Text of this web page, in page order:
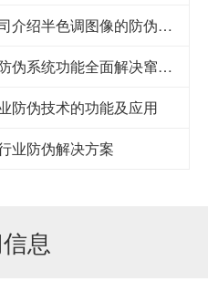
防伪标签厂家-宜昌防伪公司介绍半色调图像的防伪技术
宜昌防伪防窜货标签印刷-防伪系统功能全面解决窜货难题
防伪技术的功能及应用
业防伪解决方案
息